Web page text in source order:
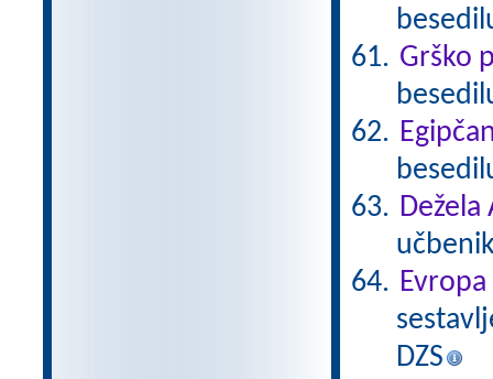
Grško
Dežela
DZS